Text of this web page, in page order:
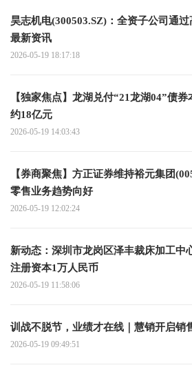
昊志机电(300503.SZ)：全资子公司通过
最新资讯
2026-05-19 18:17:18
【独家焦点】龙湖兑付“21龙湖04”债
约18亿元
2026-05-19 14:03:43
【券商聚焦】方正证券维持裕元集团
零售业务趋势向好
2026-05-19 12:02:24
新动态：深圳市龙岗区泽丰裁床加工中
注册资本1万人民币
2026-05-19 11:58:06
训战不脱节，业绩才在线｜慧销开启销
2026-05-19 09:49:51